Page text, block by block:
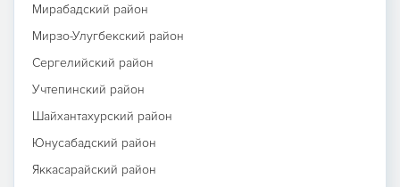
Мирабадский район
Мирзо-Улугбекский район
Сергелийский район
Учтепинский район
Шайхантахурский район
Юнусабадский район
Яккасарайский район